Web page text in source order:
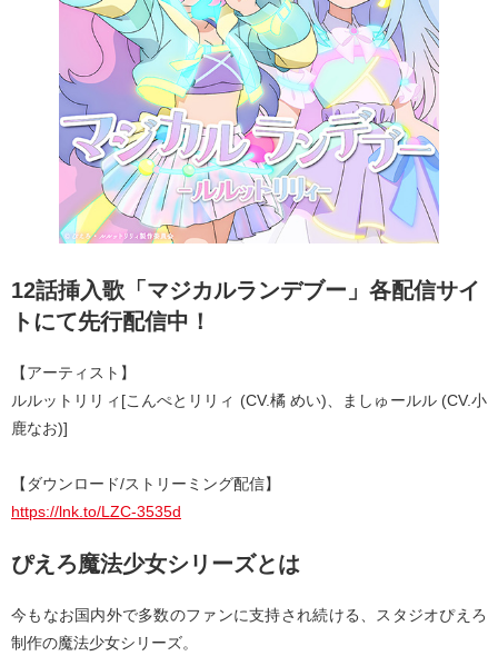
12話挿入歌「マジカルランデブー」各配信サイ
トにて先行配信中！
【アーティスト】
ルルットリリィ[こんぺとリリィ (CV.橘 めい)、ましゅールル (CV.小
鹿なお)]
【ダウンロード/ストリーミング配信】
https://lnk.to/LZC-3535d
ぴえろ魔法少女シリーズとは
今もなお国内外で多数のファンに支持され続ける、スタジオぴえろ
制作の魔法少女シリーズ。